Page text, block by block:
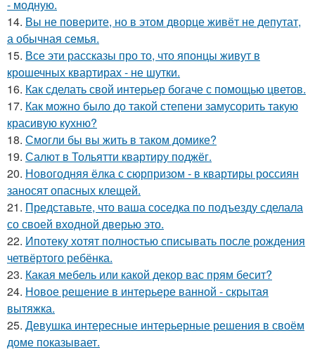
- модную.
14. Вы не поверите, но в этом дворце живёт не депутат,
а обычная семья.
15. Все эти рассказы про то, что японцы живут в
крошечных квартирах - не шутки.
16. Как сделать свой интерьер богаче с помощью цветов.
17. Как можно было до такой степени замусорить такую
красивую кухню?
18. Смогли бы вы жить в таком домике?
19. Салют в Тольятти квартиру поджёг.
20. Новогодняя ёлка с сюрпризом - в квартиры россиян
заносят опасных клещей.
21. Представьте, что ваша соседка по подъезду сделала
со своей входной дверью это.
22. Ипотеку хотят полностью списывать после рождения
четвёртого ребёнка.
23. Какая мебель или какой декор вас прям бесит?
24. Новое решение в интерьере ванной - скрытая
вытяжка.
25. Девушка интересные интерьерные решения в своём
доме показывает.